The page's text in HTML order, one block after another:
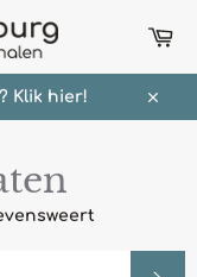
Klik hier!